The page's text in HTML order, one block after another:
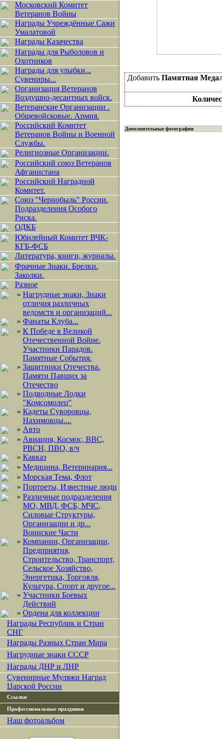
Московский Комитет
Ветеранов Войны
Награды Учреждённые Сажи
Умалатовой
Награды Казачества
Награды для Рыболовов и
Охотников
Награды для улыбки...
Сувениры...
Организация Ветеранов
Воздушно-десантных войск.
Ветеранские Организации .
Общевойсковые. Армия.
Российский Комитет
Ветеранов Войны и Военной
Службы.
Религиозные Организации.
Российский союз Ветеранов
Афганистана
Российский Наградной
Комитет.
Союз "Чернобыль" России.
Подразделения Особого
Риска.
ОДКБ
Юбилейный Комитет ВЧК-
КГБ-ФСБ
Литература, книги, журналы.
Фрачные Знаки. Брелки.
Заколки.
Разное
» Нагрудные знаки, Знаки
отличия различных
ведомств и организаций...
» Фанаты Клуба...
» К Победе в Великой
Отечественной Войне.
Участники Парадов.
Памятные События.
» Защитники Отечества.
Памяти Павших за
Отечество
» Подводные Лодки
"Комсомолец"
» Кадеты Суворовцы,
Нахимовцы....
» Авто
» Авиация, Космос, ВВС,
РВСН, ПВО, в/ч
» Кавказ
» Медицина, Ветеринария...
» Морская Тема, Флот
» Портреты, Известные люди
» Различные подразделения
МО, МВД, ФСБ, МЧС,
Силовые Структуры,
Организации и др...
Воинские Части
» Компании, Организации,
Предприятия,
Строительство, Транспорт,
Сельское Хозяйство,
Энергетика, Торговля,
Культура, Спорт и другое...
» Участники Боевых
Действий
» Ордена для коллекции
Награды Республик и Стран
СНГ
Награды Разных Стран Мира
Нагрудные знаки СССР
Награды ДНР и ЛНР
Сувенирные Муляжи Наград
Царской России
Ссылки
Профессиональные праздники
Наш фотоальбом
Добавить Памятная
Дополнительные фотографии